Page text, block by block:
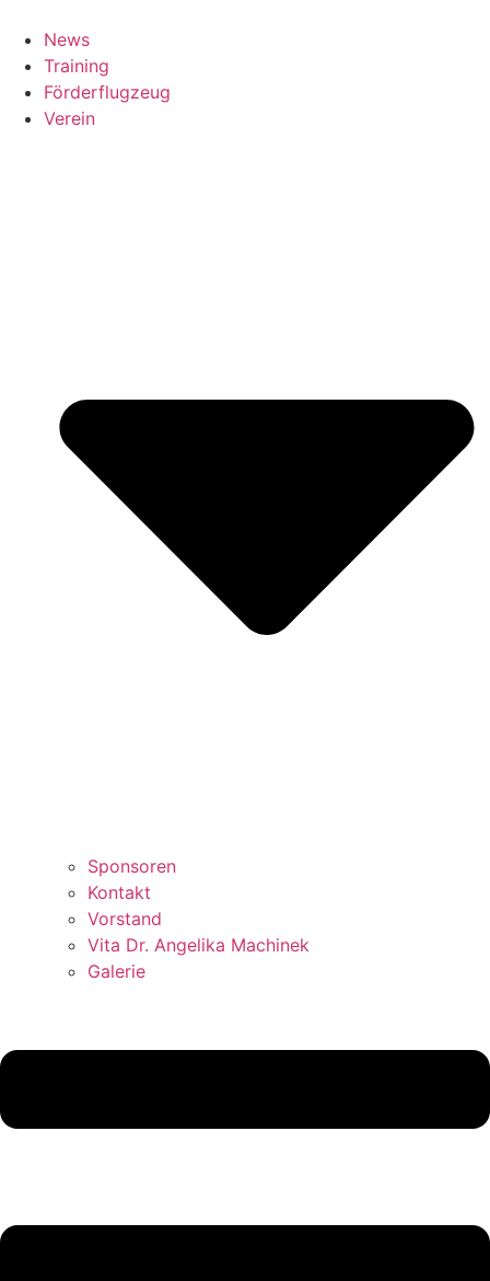
News
Training
Förderflugzeug
Verein
Sponsoren
Kontakt
Vorstand
Vita Dr. Angelika Machinek
Galerie